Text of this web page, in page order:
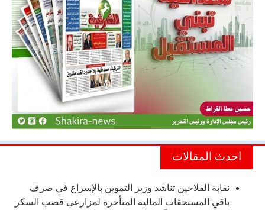
احدث المقالات
نقابة الفلاحين تناشد وزير التموين بالإسراع في صرف
باقي المستحقات المالية المتأخرة لمزارعي قصب السكر